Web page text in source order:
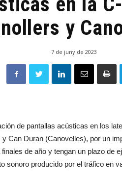
y
7 de juny de 2023
de pantallas acústicas en los
Can Duran (Canovelles), por un
de año y tengan un plazo de
sonoro producido por el tráfico en